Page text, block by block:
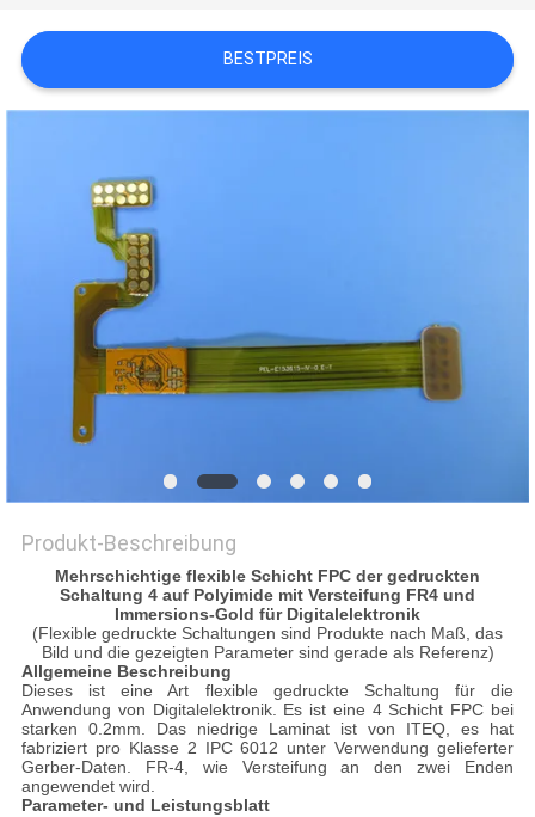
SITEMAP
DATENSCHUTZRICHTLINIE
BESTPREIS
Produkt-Beschreibung
Mehrschichtige flexible Schicht FPC der gedruckten
Schaltung 4 auf Polyimide mit Versteifung FR4 und
Immersions-Gold für Digitalelektronik
(Flexible gedruckte Schaltungen sind Produkte nach Maß, das
Bild und die gezeigten Parameter sind gerade als Referenz)
Allgemeine Beschreibung
Dieses ist eine Art flexible gedruckte Schaltung für die
Anwendung von Digitalelektronik. Es ist eine 4 Schicht FPC bei
starken 0.2mm. Das niedrige Laminat ist von ITEQ, es hat
fabriziert pro Klasse 2 IPC 6012 unter Verwendung gelieferter
Gerber-Daten. FR-4, wie Versteifung an den zwei Enden
angewendet wird.
Parameter- und Leistungsblatt